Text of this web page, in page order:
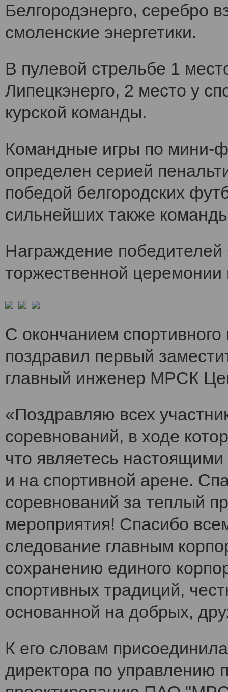
Белгородэнерго, серебро
смоленские энергетики.
В пулевой стрельбе 1
Липецкэнерго, 2 место у
курской команды.
Командные игры по мини-
определен серией
победой белгородских
сильнейших также
Награждение
торжественной
С окончанием
поздравил первый
главный инженер МРСК
«Поздравляю всех
соревнований, в ходе
что являетесь
и на спортивной арене.
соревнований за теплый
мероприятия! Спасибо
следование главным
сохранению единого
спортивных традиций,
основанной на добрых,
К его словам
директора по управлению